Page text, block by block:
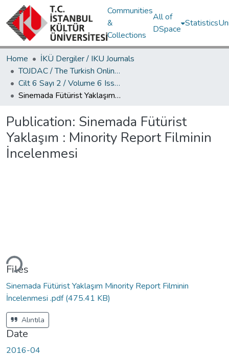
Communities
&
Collections
All of
DSpace
Statistics
Home
İKÜ Dergiler / IKU Journals
TOJDAC / The Turkish Online Journal of Design Art and Communication
Cilt 6 Sayı 2 / Volume 6 Issue 2
Sinemada Fütürist Yaklaşım : Minority Report Filminin İncelenmesi
Publication: Sinemada Fütürist
Yaklaşım : Minority Report Filminin
İncelenmesi
Files
Sinemada Fütürist Yaklaşım Minority Report Filminin
İncelenmesi .pdf(475.41 KB)
Alıntıla
Date
2016-04